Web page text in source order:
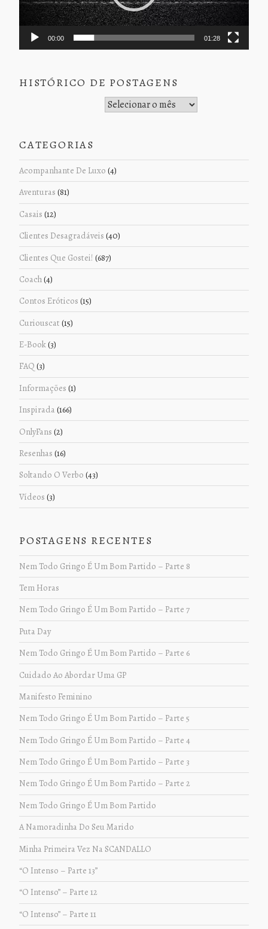
00:00 01:28
HISTÓRICO DE POSTAGENS
CATEGORIAS
Acompanhante De Luxo (4)
Aventuras (81)
Casais (12)
Clientes Desagradáveis (40)
Clientes Que Gostei! (687)
Coach(4)
Contos Eróticos (15)
Curiouscat (15)
E-Book(3)
FAQ (3)
Informações (1)
Inspirada (166)
OnlyFans (2)
Resenhas (16)
Soltando O Verbo (43)
Vídeos (3)
POSTAGENS RECENTES
Nem Todo Gringo É Um Bom Partido – Parte 8
Tem Horas
Nem Todo Gringo É Um Bom Partido – Parte 7
Puta Day
Nem Todo Gringo É Um Bom Partido – Parte 6
Cuidado Ao Abordar Uma GP
Manifesto Feminino
Nem Todo Gringo É Um Bom Partido – Parte 5
Nem Todo Gringo É Um Bom Partido – Parte 4
Nem Todo Gringo É Um Bom Partido – Parte 3
Nem Todo Gringo É Um Bom Partido – Parte 2
Nem Todo Gringo É Um Bom Partido
A Namoradinha Do Seu Marido
Minha Primeira Vez Na SCANDALLO
“O Intenso – Parte 13”
“O Intenso” – Parte 12
“O Intenso” – Parte 11